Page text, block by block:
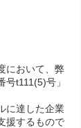
において、弊
t111(5)号」
に達した企業
援するもので